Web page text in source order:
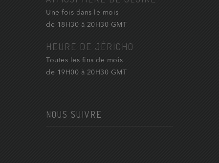
Une fois dans le mois
de 18H30 à 20H30 GMT
HEURE DE JÉRICHO
Toutes les fins de mois
de 19H00 à 20H30 GMT
NOUS SUIVRE